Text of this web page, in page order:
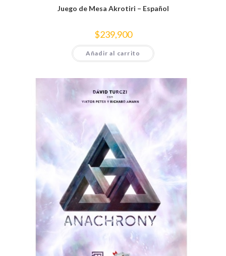
Juego de Mesa Akrotiri – Español
$239,900
Añadir al carrito